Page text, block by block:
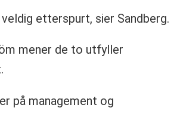
etterspurt, sier Sandberg.
mener de to utfyller
på management og